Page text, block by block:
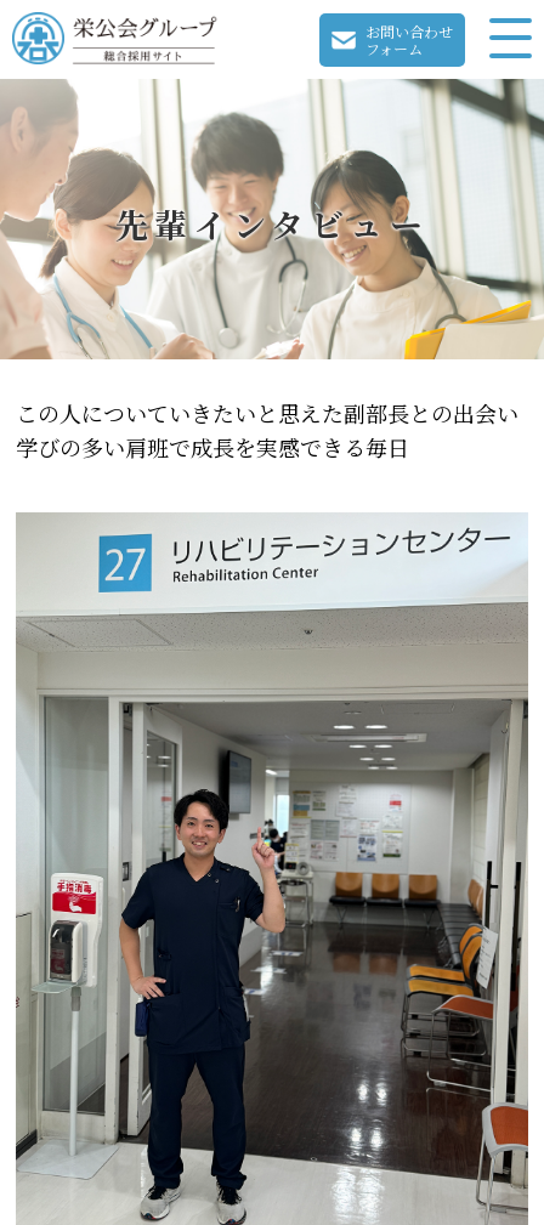
お問い合わせ
フォーム
先輩インタビュー
この人についていきたいと思えた副部長との出会い
学びの多い肩班で成長を実感できる毎日